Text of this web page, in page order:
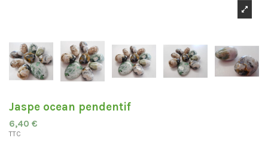
Jaspe ocean pendentif
6,40 €
TTC